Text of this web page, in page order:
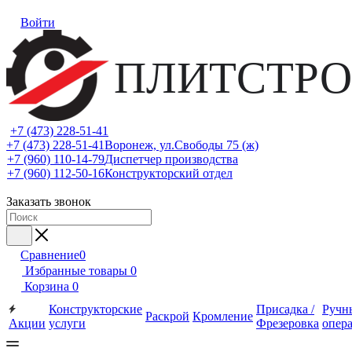
Войти
+7 (473) 228-51-41
+7 (473) 228-51-41Воронеж, ул.Свободы 75 (ж)
+7 (960) 110-14-79Диспетчер производства
+7 (960) 112-50-16Конструкторский отдел
Заказать звонок
Сравнение0
Избранные товары 0
Корзина 0
Акции
Конструкторские
услуги
Раскрой Кромление
Присадка /
Фрезеровка